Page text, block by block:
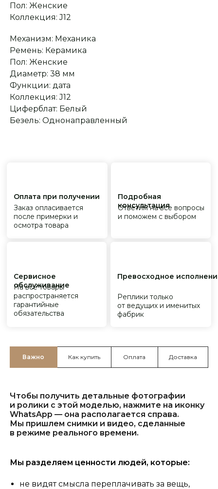
Пол: Женские
Коллекция: J12
Механизм: Механика
Ремень: Керамика
Пол: Женские
Диаметр: 38 мм
Функции: дата
Коллекция: J12
Циферблат: Белый
Безель: Однонаправленный
распространяется
гарантийные
обязательства
Реплики только
фабрик
Важно Как купить Оплата Доставка
Чтобы получить детальные фотографии
и ролики с этой моделью, нажмите на иконку
WhatsApp — она располагается справа.
Мы пришлем снимки и видео, сделанные
в режиме реального времени.
Мы разделяем ценности людей, которые:
не видят смысла переплачивать за вещь,